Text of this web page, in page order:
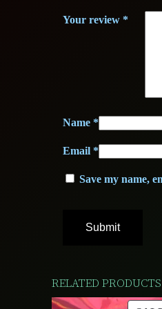
Your review*
Name*
Email *
Save my name,
RELATED PRODUCTS